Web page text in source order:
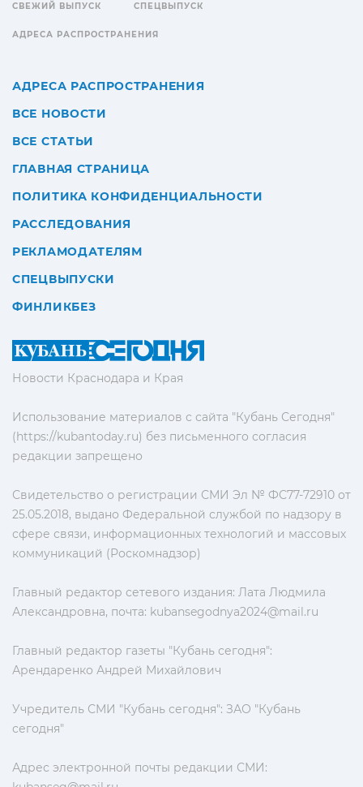
Новости Краснодара и Края
Использование материалов с сайта "Кубань Сегодня"
(https://kubantoday.ru) без письменного согласия
редакции запрещено
Свидетельство о регистрации СМИ Эл № ФС77-72910 от
25.05.2018, выдано Федеральной службой по надзору в
сфере связи, информационных технологий и массовых
коммуникаций (Роскомнадзор)
Главный редактор сетевого издания: Лата Людмила
Александровна, почта: kubansegodnya2024@mail.ru
Главный редактор газеты "Кубань сегодня":
Арендаренко Андрей Михайлович
Учредитель СМИ "Кубань сегодня": ЗАО "Кубань
сегодня"
Адрес электронной почты редакции СМИ:
СВЕЖИЙ ВЫПУСК СПЕЦВЫПУСК
АДРЕСА РАСПРОСТРАНЕНИЯ
АДРЕСА РАСПРОСТРАНЕНИЯ
ВСЕ НОВОСТИ
ВСЕ СТАТЬИ
ГЛАВНАЯ СТРАНИЦА
ПОЛИТИКА КОНФИДЕНЦИАЛЬНОСТИ
РАССЛЕДОВАНИЯ
РЕКЛАМОДАТЕЛЯМ
СПЕЦВЫПУСКИ
ФИНЛИКБЕЗ